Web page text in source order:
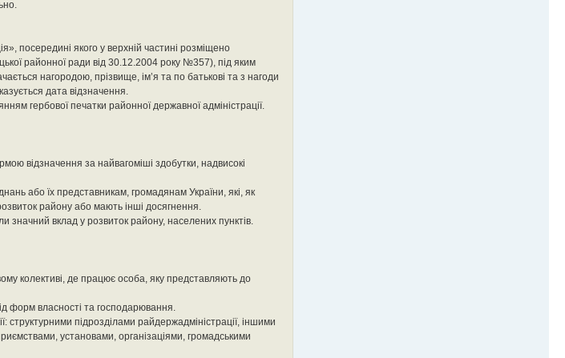
посередині якого у верхній частині розміщено
районної ради від 30.12.2004 року №357), під яким
нагородою, прізвище, ім’я та по батькові та з нагоди
дата відзначення.
гербової печатки районної державної адміністрації.
відзначення за найвагоміші здобутки, надвисокі
або їх представникам, громадянам України, які, як
району або мають інші досягнення.
значний вклад у розвиток району, населених пунктів.
колективі, де працює особа, яку представляють до
форм власності та господарювання.
підрозділами райдержадміністрації, іншими
установами, організаціями, громадськими